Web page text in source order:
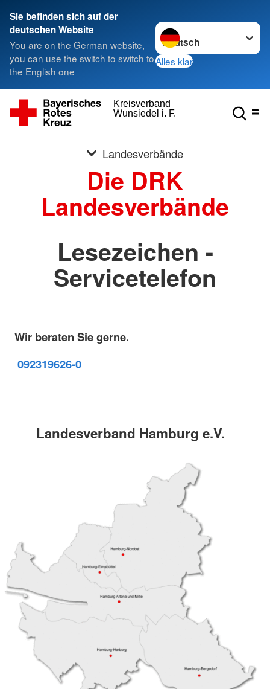
Sie befinden sich auf der
deutschen Website
You are on the German website,
you can use the switch to switch to
the English one
Sprache wechseln zu
Alles klar
Wunsiedel i. F.
Kreisverband
Landesverbände
Die DRK
Landesverbände
Lesezeichen -
Servicetelefon
Wir beraten Sie gerne.
092319626-0
Landesverband Hamburg e.V.